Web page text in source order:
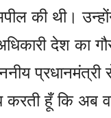
की थी।
देश का
प्रधानमंत्री
करती हूँ कि अब